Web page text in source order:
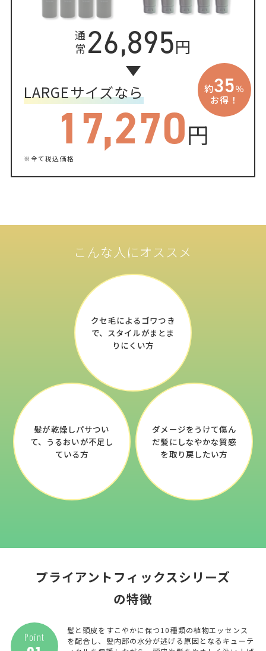
通
常 26,895円
LARGEサイズなら
17,270円
約35％
お得！
※全て税込価格
こんな人にオススメ
クセ毛によるゴワつき
で、 スタイルがまとま
りにくい方
髪が乾燥しパサつい
て、 うるおいが不足し
ている方
ダメージをうけて傷ん
だ髪にしなやかな質感
を取り戻したい方
プライアントフィックスシリーズ
の特徴
Point
髪と頭皮をすこやかに保つ10種類の植物エッセンス
を配合し、髪内部の水分が逃げる原因となるキューテ